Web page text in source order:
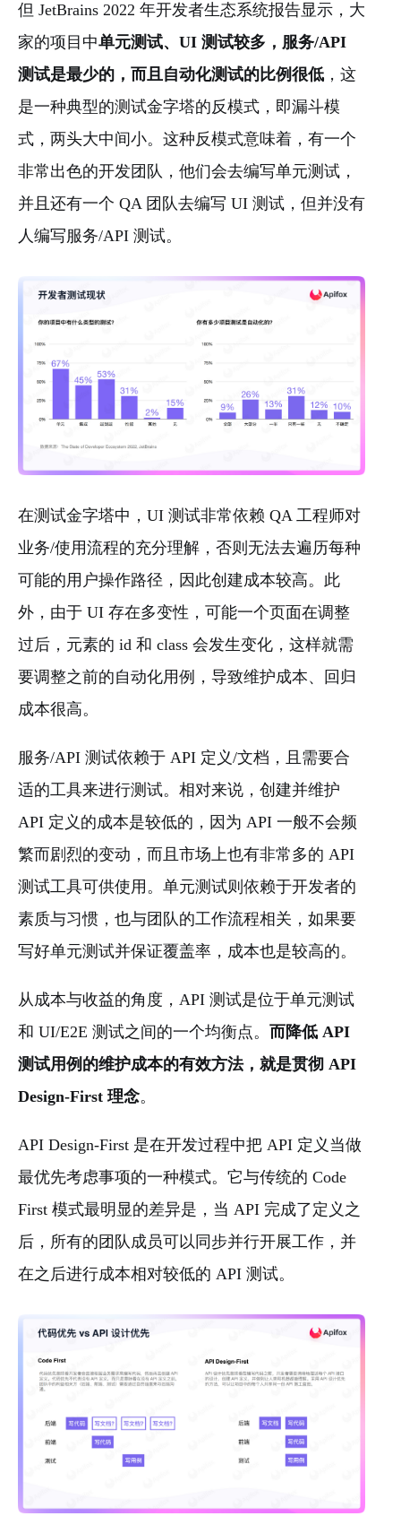
但 JetBrains 2022 年开发者生态系统报告显示，大
家的项目中单元测试、UI 测试较多，服务/API
测试是最少的，而且自动化测试的比例很低 ，这
是一种典型的测试金字塔的反模式，即漏斗模
式，两头大中间小。这种反模式意味着，有一个
非常出色的开发团队，他们会去编写单元测试，
并且还有一个 QA 团队去编写 UI 测试，但并没有
人编写服务/API 测试。
在测试金字塔中，UI 测试非常依赖 QA 工程师对
业务/使用流程的充分理解，否则无法去遍历每种
可能的用户操作路径，因此创建成本较高。此
外，由于 UI 存在多变性，可能一个页面在调整
过后，元素的 id 和 class 会发生变化，这样就需
要调整之前的自动化用例，导致维护成本、回归
成本很高。
服务/API 测试依赖于 API 定义/文档，且需要合
适的工具来进行测试。相对来说，创建并维护
API 定义的成本是较低的，因为 API 一般不会频
繁而剧烈的变动，而且市场上也有非常多的 API
测试工具可供使用。单元测试则依赖于开发者的
素质与习惯，也与团队的工作流程相关，如果要
写好单元测试并保证覆盖率，成本也是较高的。
从成本与收益的⻆度，API 测试是位于单元测试
和 UI/E2E 测试之间的一个均衡点。 而降低 API
测试用例的维护成本的有效方法，就是贯彻 API
Design-First 理念。
API Design-First 是在开发过程中把 API 定义当做
最优先考虑事项的一种模式。它与传统的 Code
First 模式最明显的差异是，当 API 完成了定义之
后，所有的团队成员可以同步并行开展工作，并
在之后进行成本相对较低的 API 测试。